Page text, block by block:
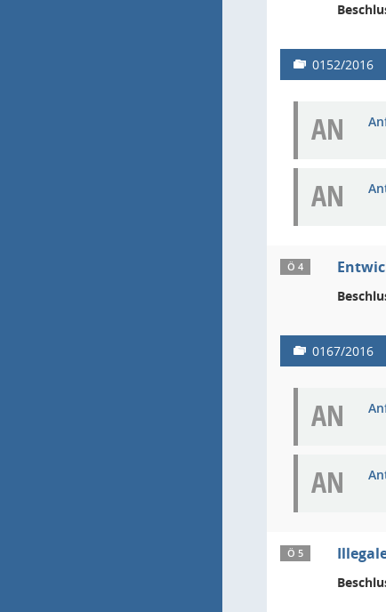
0152/2016
AN
AN
Ö 4
0167/2016
AN
AN
Ö 5